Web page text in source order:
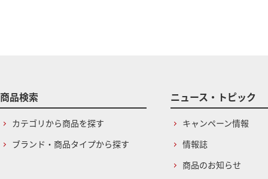
商品検索
カテゴリから商品を探す
ブランド・商品タイプから探す
ニュース・トピック
キャンペーン情報
情報誌
商品のお知らせ